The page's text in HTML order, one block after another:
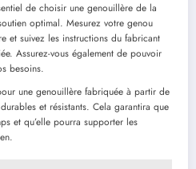
de choisir une genouillère de la
optimal. Mesurez votre genou
et suivez les instructions du fabricant
Assurez-vous également de pouvoir
besoins.
une genouillère fabriquée à partir de
et résistants. Cela garantira que
et qu’elle pourra supporter les